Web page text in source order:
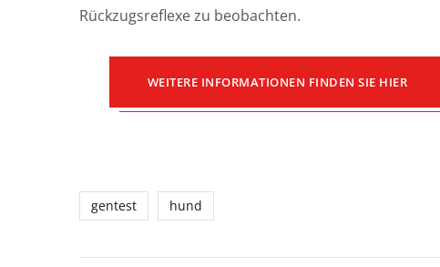
Rückzugsreflexe zu beobachten.
WEITERE INFORMATIONEN FINDEN SIE HIER
gentest hund